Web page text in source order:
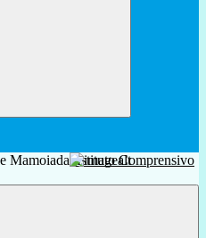
Istituto Comprensivo